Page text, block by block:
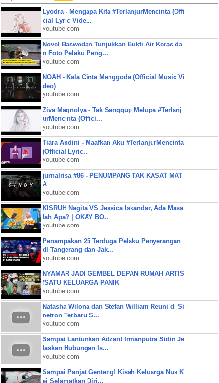
Lyodra - Mengapa Kita #TerlanjurMencinta (Offi
cial Lyric Vide...
youtube.com
Novel Baswedan Tunjukkan Bukti Air Keras da
n Foto Pelaku Peng...
youtube.com
NOAH - Kala Cinta Menggoda (Official Music Vi
deo)
youtube.com
Ziva Magnolya - Tak Sanggup Melupa #Terlanj
urMencinta (Offici...
youtube.com
Tiara Andini - Maafkan Aku #TerlanjurMencinta
(Official Lyric...
youtube.com
jurnalrisa #86 - PENUMPANG TAK KASAT MAT
A
youtube.com
KISRUH Nagita VS Jessica Iskandar, Ada Masa
lah Apa? | OKAY BO...
youtube.com
Penampakan 25 Terduga Pelaku Penyerangan
di Tangerang dan Jak...
youtube.com
NYAMAR JADI GEMBEL DEPAN RUMAH ARTIS
❗SATU KELUARGA PANIK
youtube.com
Natasha Wilona dan Stefan William Reuni di Si
netron Terbaru S...
youtube.com
Sampai Lantunkan Adzan! Irmanputra Sidin Je
laskan Hubungan Is...
youtube.com
Sampai Panjat Genteng! Kisah Keluarga Nus K
ei Selamatkan Diri...